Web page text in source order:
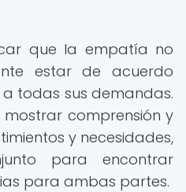
que la empatía no
estar de acuerdo
todas sus demandas.
comprensión y
y necesidades,
para encontrar
para ambas partes.